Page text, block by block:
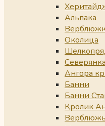
Альпака
Околица
Северянка
Ангора
Банни
Банни
Кролик